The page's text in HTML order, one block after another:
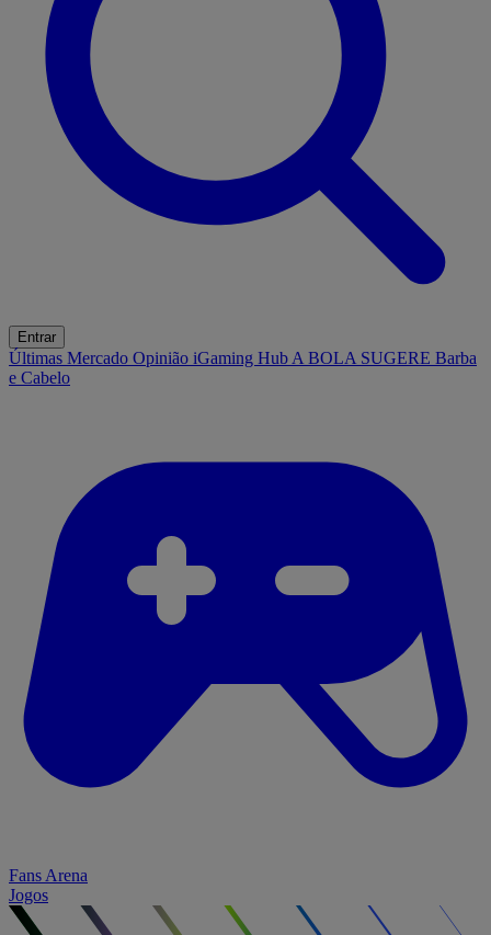
Entrar
Últimas Mercado Opinião iGaming Hub A BOLA SUGERE Barba
e Cabelo
Fans Arena
Jogos